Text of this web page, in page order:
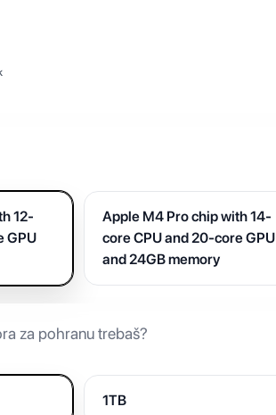
12-
GPU
Apple M4 Pro chip with 14-
core CPU and 20-core GPU
and 24GB memory
za pohranu trebaš?
1TB